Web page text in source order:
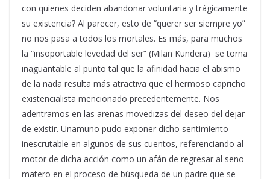
con quienes deciden abandonar voluntaria y trágicamente
su existencia? Al parecer, esto de “querer ser siempre yo”
no nos pasa a todos los mortales. Es más, para muchos
la “insoportable levedad del ser” (Milan Kundera) se torna
inaguantable al punto tal que la afinidad hacia el abismo
de la nada resulta más atractiva que el hermoso capricho
existencialista mencionado precedentemente. Nos
adentramos en las arenas movedizas del deseo del dejar
de existir. Unamuno pudo exponer dicho sentimiento
inescrutable en algunos de sus cuentos, referenciando al
motor de dicha acción como un afán de regresar al seno
matero en el proceso de búsqueda de un padre que se